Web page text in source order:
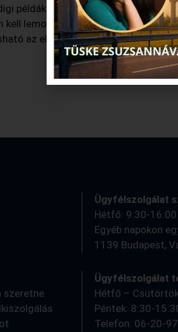
példák azt mutatják, hogy az
kell lemondanunk semmiről, csupán
az elemzésben.
szeretne
Ügyfélszolgálat
Hétfő: 9:30-16:00
Egyéb napokon
1139 Budapest,
Ügyfélszolgálat
Hétfő –
Péntek: 8:30-
Telefon: 06-20-